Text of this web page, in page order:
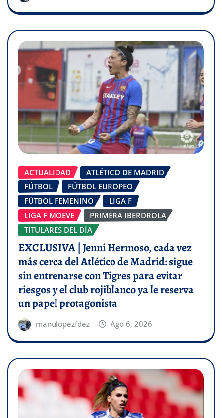
ACTUALIDAD
ATLÉTICO DE MADRID
FÚTBOL
FÚTBOL EUROPEO
FÚTBOL FEMENINO
LIGA F
LIGA F MOEVE
PRIMERA IBERDROLA
TITULARES DEL DÍA
EXCLUSIVA | Jenni Hermoso, cada vez
más cerca del Atlético de Madrid: sigue
sin entrenarse con Tigres para evitar
riesgos y el club rojiblanco ya le reserva
un papel protagonista
manulopezfdez Ago 6, 2026